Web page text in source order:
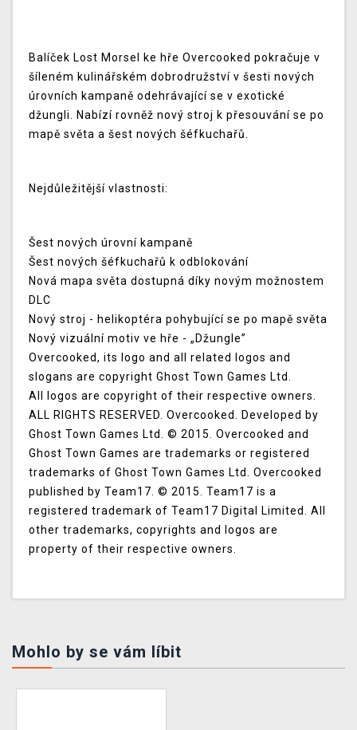
Balíček Lost Morsel ke hře Overcooked pokračuje v
šíleném kulinářském dobrodružství v šesti nových
úrovních kampaně odehrávající se v exotické
džungli. Nabízí rovněž nový stroj k přesouvání se po
mapě světa a šest nových šéfkuchařů.
Nejdůležitější vlastnosti:
Šest nových úrovní kampaně
Šest nových šéfkuchařů k odblokování
Nová mapa světa dostupná díky novým možnostem
DLC
Nový stroj - helikoptéra pohybující se po mapě světa
Nový vizuální motiv ve hře - „Džungle”
Overcooked, its logo and all related logos and
slogans are copyright Ghost Town Games Ltd.
All logos are copyright of their respective owners.
ALL RIGHTS RESERVED. Overcooked. Developed by
Ghost Town Games Ltd. © 2015. Overcooked and
Ghost Town Games are trademarks or registered
trademarks of Ghost Town Games Ltd. Overcooked
published by Team17. © 2015. Team17 is a
registered trademark of Team17 Digital Limited. All
other trademarks, copyrights and logos are
property of their respective owners.
Mohlo by se vám líbit